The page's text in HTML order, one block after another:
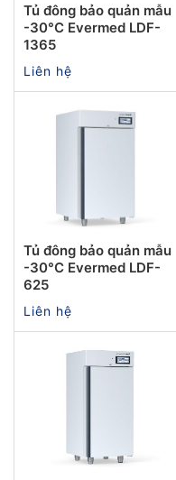
Tủ đông bảo quản mẫu
-30°C Evermed LDF-
1365
Liên hệ
Tủ đông bảo quản mẫu
-30°C Evermed LDF-
625
Liên hệ